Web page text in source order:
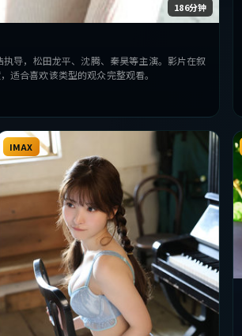
186分钟
导，松田龙平、沈腾、秦昊等主演。影片在叙
适合喜欢该类型的观众完整观看。
IMAX